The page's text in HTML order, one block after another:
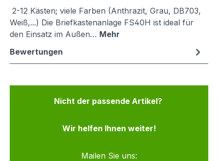
2-12 Kästen; viele Farben (Anthrazit, Grau, DB703,
Weiß,...) Die Briefkastenanlage FS40H ist ideal für
den Einsatz im Außen… Mehr
Bewertungen
Nicht der passende Artikel?
Wir helfen Ihnen weiter!
Mailen Sie uns: